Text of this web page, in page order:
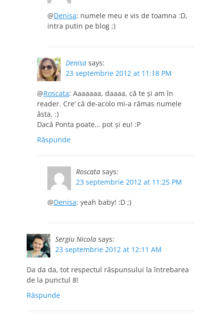
@Denisa: numele meu e vis de toamna :D,
intra putin pe blog ;)
Denisa says:
23 septembrie 2012 at 11:18 PM
@Roscata: Aaaaaaa, daaaa, că te şi am în
reader. Cre’ că de-acolo mi-a rămas numele
ăsta. :)
Dacă Ponta poate… pot şi eu! :P
Răspunde
Roscata says:
23 septembrie 2012 at 11:25 PM
@Denisa: yeah baby! :D ;)
Sergiu Nicola says:
23 septembrie 2012 at 12:11 AM
Da da da, tot respectul răspunsului la întrebarea
de la punctul 8!
Răspunde